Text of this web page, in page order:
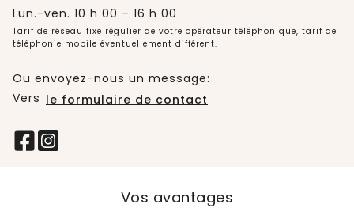
Lun.-ven. 10 h 00 – 16 h 00
Tarif de réseau fixe régulier de votre opérateur téléphonique, tarif de
téléphonie mobile éventuellement différent.
Ou envoyez-nous un message:
Vers le formulaire de contact
Vos avantages